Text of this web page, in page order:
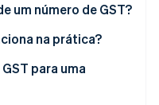
a infraestrutura
um número de GST?
na prática?
para uma